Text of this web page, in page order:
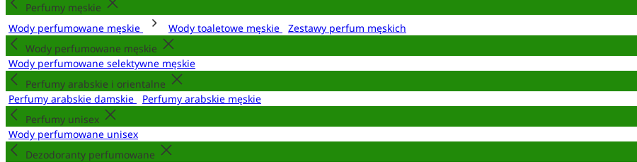
Perfumy męskie
Wody perfumowane męskie
Wody toaletowe męskie
Zestawy perfum męskich
Wody perfumowane męskie
Wody perfumowane selektywne męskie
Perfumy arabskie i orientalne
Perfumy arabskie damskie
Perfumy arabskie męskie
Perfumy unisex
Wody perfumowane unisex
Dezodoranty perfumowane